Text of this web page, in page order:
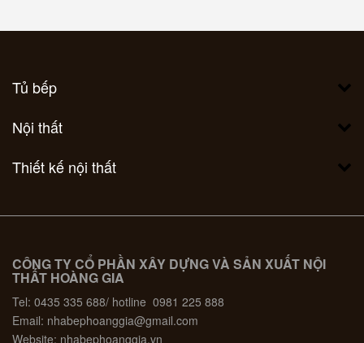
Tủ bếp
Nội thất
Thiết kế nội thất
CÔNG TY CỔ PHẦN XÂY DỰNG VÀ SẢN XUẤT NỘI
THẤT HOÀNG GIA
Tel: 0435 335 688/ hotline 0981 225 888
Email: nhabephoanggia@gmail.com
Website: nhabephoanggia.vn